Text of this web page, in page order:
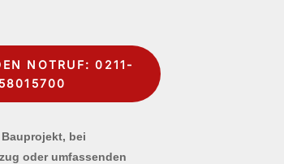
NOTRUF: 0211-
58015700
bei
oder umfassenden